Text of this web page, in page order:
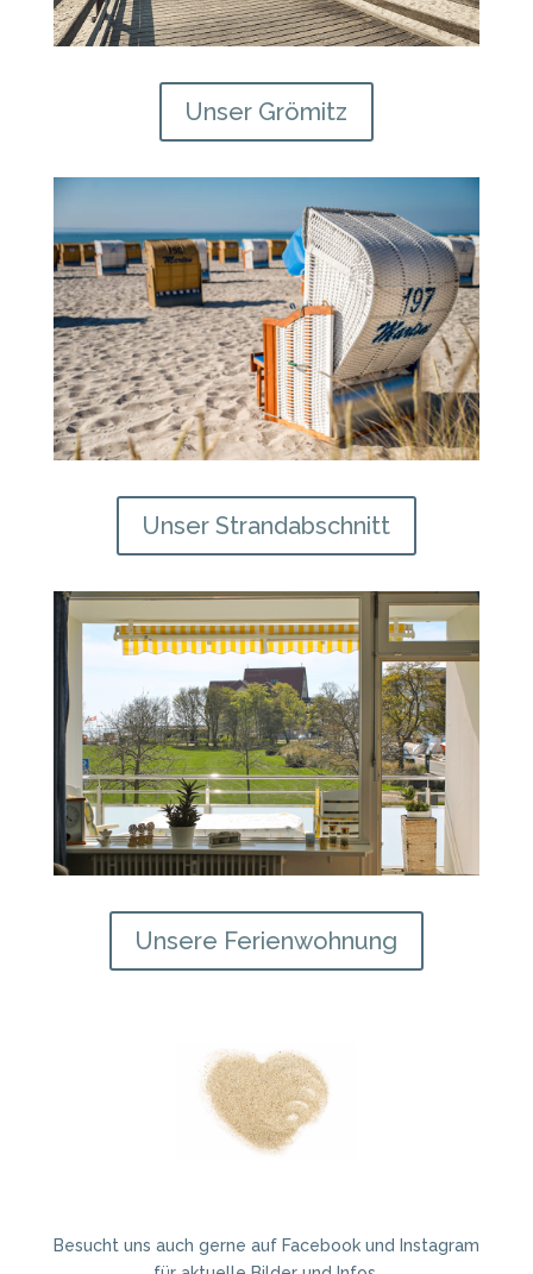
Unser Grömitz
Unser Strandabschnitt
Unsere Ferienwohnung
Besucht uns auch gerne auf Facebook und Instagram